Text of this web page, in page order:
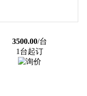
3500.00/台
1台起订